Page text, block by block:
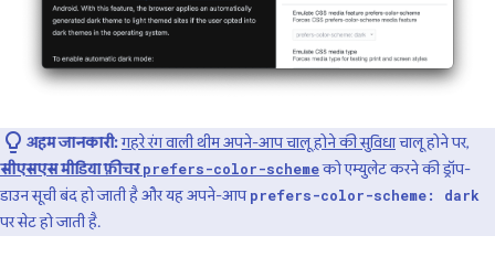
अहम जानकारी:गहरे रंग वाली थीम अपने-आप चालू होने की सुविधाचालू होने पर,
सीएसएस मीडिया फ़ीचरprefers-color-schemeको एम्युलेट करने की ड्रॉप-
डाउन सूची बंद हो जाती है और यह अपने-आपprefers-color-scheme: dark
पर सेट हो जाती है.